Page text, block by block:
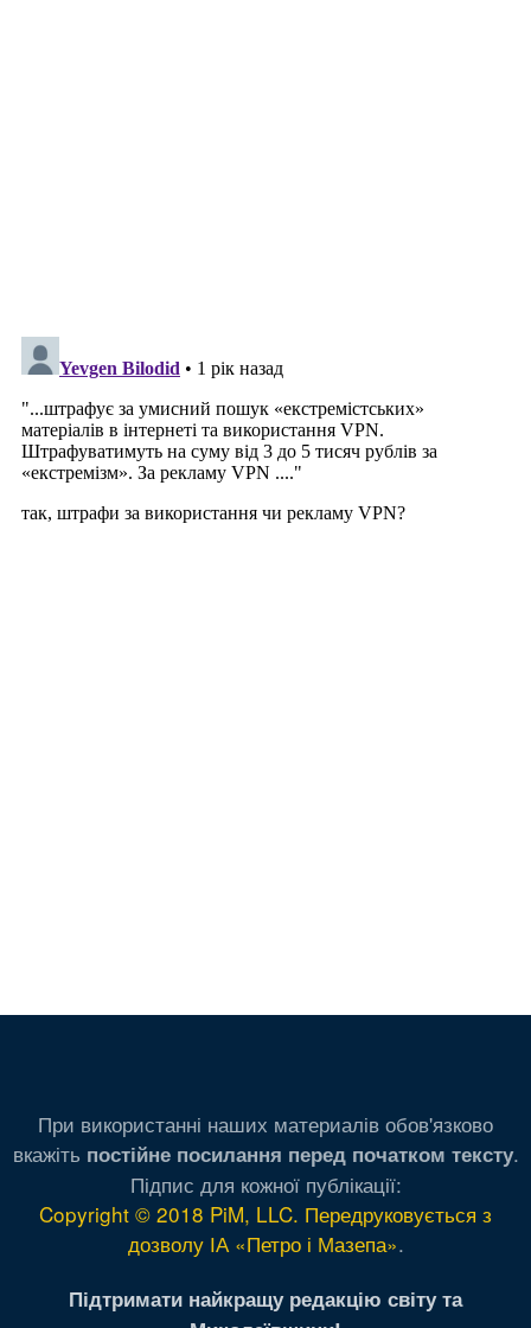
При використанні наших материалів обов'язково
вкажіть постійне посилання перед початком тексту.
Підпис для кожної публікації:
Copyright © 2018 PiM, LLC. Передруковується з
дозволу ІА «Петро і Мазепа».
Підтримати найкращу редакцію світу та